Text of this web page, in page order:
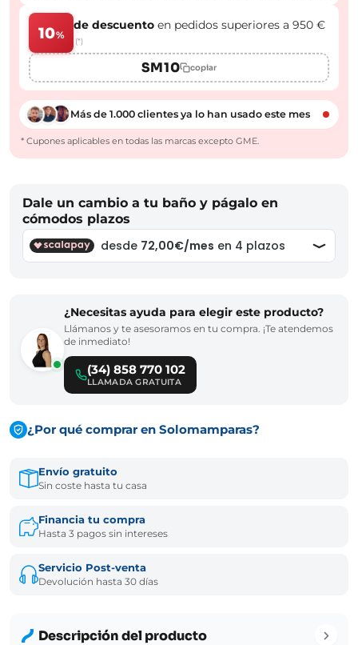
10%
de descuento en pedidos superiores a 950 €
(*)
SM10 copiar
Más de 1.000 clientes ya lo han usado este mes
* Cupones aplicables en todas las marcas excepto GME.
Dale un cambio a tu baño y págalo en
cómodos plazos
¿Necesitas ayuda para elegir este producto?
Llámanos y te asesoramos en tu compra. ¡Te atendemos
de inmediato!
(34) 858 770 102
LLAMADA GRATUITA
¿Por qué comprar en Solomamparas?
Envío gratuito
Sin coste hasta tu casa
Financia tu compra
Hasta 3 pagos sin intereses
Servicio Post-venta
Devolución hasta 30 días
Descripción del producto